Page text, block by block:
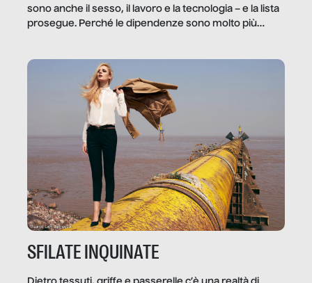
sono anche il sesso, il lavoro e la tecnologia – e la lista
prosegue. Perché le dipendenze sono molto più
trae un guadagno. In questo reportage vediamo
quale e come.
SFILATE INQUINATE